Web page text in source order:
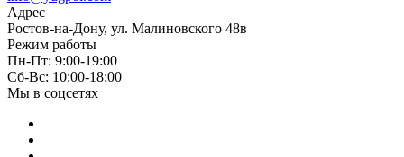
Адрес
Ростов-на-Дону, ул. Малиновского 48в
Режим работы
Пн-Пт: 9:00-19:00
Cб-Вс: 10:00-18:00
Мы в соцсетях